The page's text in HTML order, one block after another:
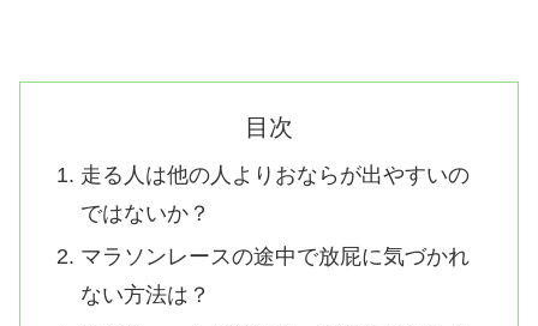
目次
走る人は他の人よりおならが出やすいの
ではないか？
マラソンレースの途中で放屁に気づかれ
ない方法は？